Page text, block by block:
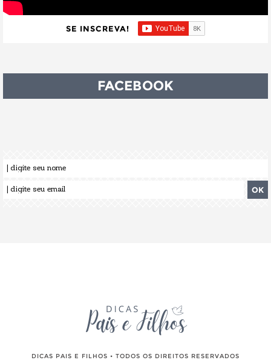
SE INSCREVA!
FACEBOOK
DICAS PAIS E FILHOS • TODOS OS DIREITOS RESERVADOS